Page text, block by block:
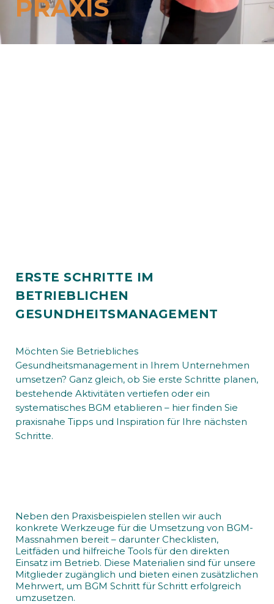
Events
Mitglieder
PRAXIS
ERSTE SCHRITTE IM
BETRIEBLICHEN
GESUNDHEITSMANAGEMENT
Möchten Sie Betriebliches
Gesundheitsmanagement in Ihrem Unternehmen
umsetzen? Ganz gleich, ob Sie erste Schritte planen,
bestehende Aktivitäten vertiefen oder ein
systematisches BGM etablieren – hier finden Sie
praxisnahe Tipps und Inspiration für Ihre nächsten
Schritte.
Neben den Praxisbeispielen stellen wir auch
konkrete Werkzeuge für die Umsetzung von BGM-
Massnahmen bereit – darunter Checklisten,
Leitfäden und hilfreiche Tools für den direkten
Einsatz im Betrieb. Diese Materialien sind für unsere
Mitglieder zugänglich und bieten einen zusätzlichen
Mehrwert, um BGM Schritt für Schritt erfolgreich
umzusetzen.